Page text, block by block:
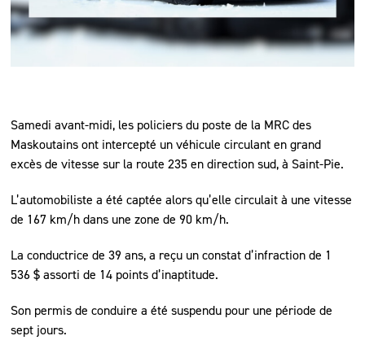
Samedi avant-midi, les policiers du poste de la MRC des
Maskoutains ont intercepté un véhicule circulant en grand
excès de vitesse sur la route 235 en direction sud, à Saint-Pie.
L’automobiliste a été captée alors qu’elle circulait à une vitesse
de 167 km/h dans une zone de 90 km/h.
La conductrice de 39 ans, a reçu un constat d’infraction de 1
536 $ assorti de 14 points d’inaptitude.
Son permis de conduire a été suspendu pour une période de
sept jours.